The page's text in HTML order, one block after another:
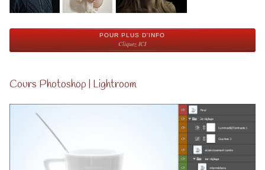
POUR PLUS D'INFO
Cliquez ICI
Cours Photoshop | Lightroom